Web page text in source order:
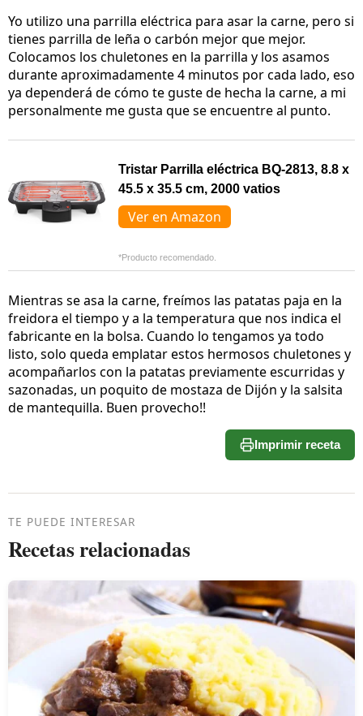
Yo utilizo una parrilla eléctrica para asar la carne, pero si
tienes parrilla de leña o carbón mejor que mejor.
Colocamos los chuletones en la parrilla y los asamos
durante aproximadamente 4 minutos por cada lado, eso
ya dependerá de cómo te guste de hecha la carne, a mi
personalmente me gusta que se encuentre al punto.
Tristar Parrilla eléctrica BQ-2813, 8.8 x
45.5 x 35.5 cm, 2000 vatios
Ver en Amazon
*Producto recomendado.
Mientras se asa la carne, freímos las patatas paja en la
freidora el tiempo y a la temperatura que nos indica el
fabricante en la bolsa. Cuando lo tengamos ya todo
listo, solo queda emplatar estos hermosos chuletones y
acompañarlos con la patatas previamente escurridas y
sazonadas, un poquito de mostaza de Dijón y la salsita
de mantequilla. Buen provecho!!
Imprimir receta
TE PUEDE INTERESAR
Recetas relacionadas